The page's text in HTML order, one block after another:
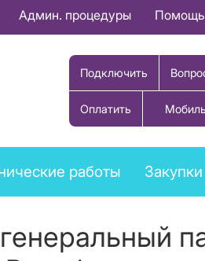
Админ. процедуры Помощь
Подключить
Оплатить
работы Закупки